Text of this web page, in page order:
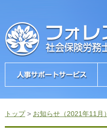
トップ> お知らせ（2021年11月）